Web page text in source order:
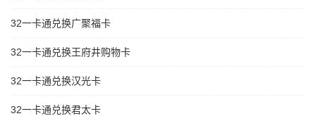
32一卡通兑换广聚福卡
32一卡通兑换王府井购物卡
32一卡通兑换汉光卡
32一卡通兑换君太卡